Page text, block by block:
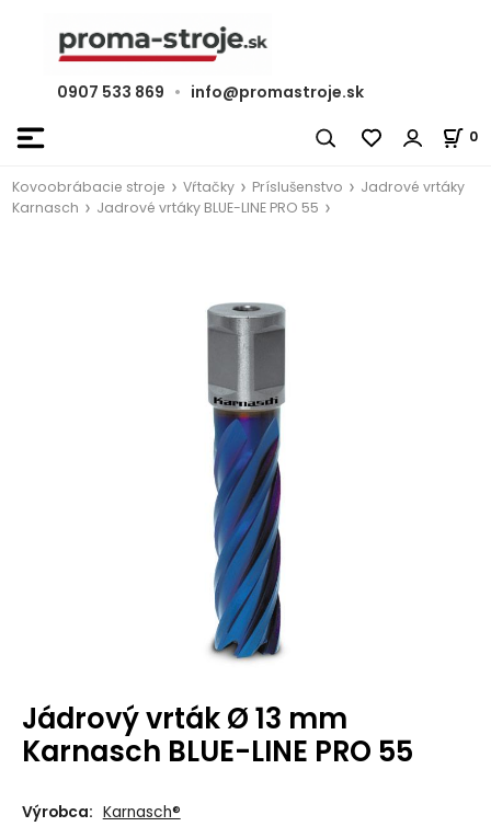
0907 533 869 • info@promastroje.sk
0
Kovoobrábacie stroje Vŕtačky Príslušenstvo
Jadrové vrtáky
Karnasch
Jadrové vrtáky BLUE-LINE PRO 55
Jádrový vrták Ø 13 mm
Karnasch BLUE-LINE PRO 55
Výrobca: Karnasch®